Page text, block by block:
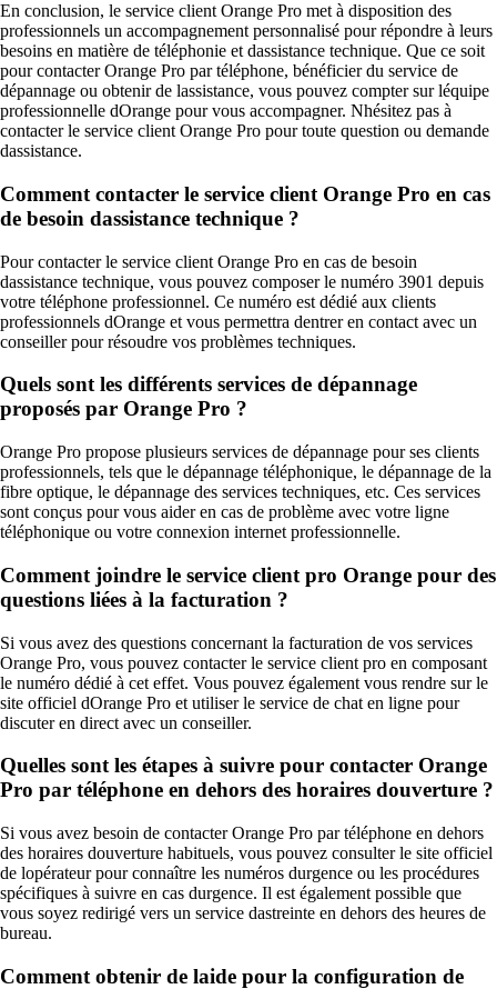
En conclusion, le service client Orange Pro met à disposition des
professionnels un accompagnement personnalisé pour répondre à leurs
besoins en matière de téléphonie et dassistance technique. Que ce soit
pour contacter Orange Pro par téléphone, bénéficier du service de
dépannage ou obtenir de lassistance, vous pouvez compter sur léquipe
professionnelle dOrange pour vous accompagner. Nhésitez pas à
contacter le service client Orange Pro pour toute question ou demande
dassistance.
Comment contacter le service client Orange Pro en cas
de besoin dassistance technique ?
Pour contacter le service client Orange Pro en cas de besoin
dassistance technique, vous pouvez composer le numéro 3901 depuis
votre téléphone professionnel. Ce numéro est dédié aux clients
professionnels dOrange et vous permettra dentrer en contact avec un
conseiller pour résoudre vos problèmes techniques.
Quels sont les différents services de dépannage
proposés par Orange Pro ?
Orange Pro propose plusieurs services de dépannage pour ses clients
professionnels, tels que le dépannage téléphonique, le dépannage de la
fibre optique, le dépannage des services techniques, etc. Ces services
sont conçus pour vous aider en cas de problème avec votre ligne
téléphonique ou votre connexion internet professionnelle.
Comment joindre le service client pro Orange pour des
questions liées à la facturation ?
Si vous avez des questions concernant la facturation de vos services
Orange Pro, vous pouvez contacter le service client pro en composant
le numéro dédié à cet effet. Vous pouvez également vous rendre sur le
site officiel dOrange Pro et utiliser le service de chat en ligne pour
discuter en direct avec un conseiller.
Quelles sont les étapes à suivre pour contacter Orange
Pro par téléphone en dehors des horaires douverture ?
Si vous avez besoin de contacter Orange Pro par téléphone en dehors
des horaires douverture habituels, vous pouvez consulter le site officiel
de lopérateur pour connaître les numéros durgence ou les procédures
spécifiques à suivre en cas durgence. Il est également possible que
vous soyez redirigé vers un service dastreinte en dehors des heures de
bureau.
Comment obtenir de laide pour la configuration de